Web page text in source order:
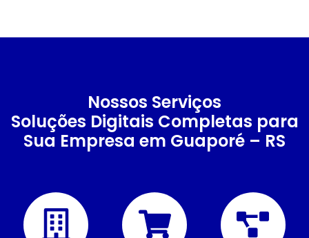
Nossos Serviços
Soluções Digitais Completas para
Sua Empresa em Guaporé – RS